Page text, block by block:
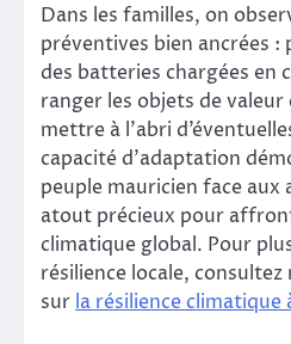
Dans les familles, on
préventives bien ancrées :
des batteries chargées en
ranger les objets de
mettre à l’abri
capacité d’adaptation
peuple mauricien face aux
atout précieux pour
climatique global. Pour
résilience locale,
sur la résilience climatique